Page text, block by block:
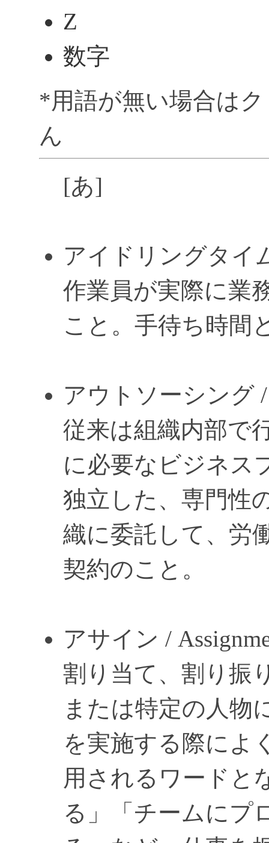
Z
数字
*用語が無い場合は
ん
[あ]
アイドリングタイ
作業員が実際に業
こと。手待ち時間
アウトソーシング /
従来は組織内部で
に必要なビジネス
独立した、専門性
織に委託して、労
契約のこと。
アサイン /
割り当て、割り振
または特定の人物
を実施する際によ
用されるワードと
る」「チームにプ